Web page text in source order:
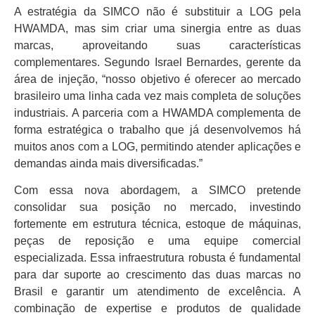
A estratégia da SIMCO não é substituir a LOG pela
HWAMDA, mas sim criar uma sinergia entre as duas
marcas, aproveitando suas características
complementares. Segundo Israel Bernardes, gerente da
área de injeção, “nosso objetivo é oferecer ao mercado
brasileiro uma linha cada vez mais completa de soluções
industriais. A parceria com a HWAMDA complementa de
forma estratégica o trabalho que já desenvolvemos há
muitos anos com a LOG, permitindo atender aplicações e
demandas ainda mais diversificadas.”
Com essa nova abordagem, a SIMCO pretende
consolidar sua posição no mercado, investindo
fortemente em estrutura técnica, estoque de máquinas,
peças de reposição e uma equipe comercial
especializada. Essa infraestrutura robusta é fundamental
para dar suporte ao crescimento das duas marcas no
Brasil e garantir um atendimento de excelência. A
combinação de expertise e produtos de qualidade